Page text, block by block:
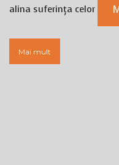
alina suferința celor
Mai mult